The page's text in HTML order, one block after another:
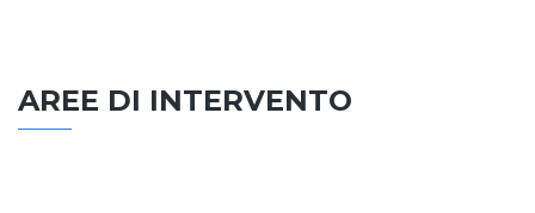
AREE DI INTERVENTO